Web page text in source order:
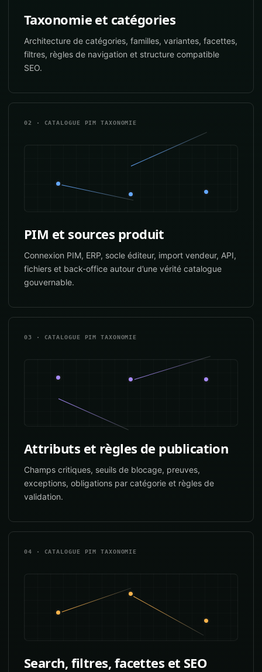
Taxonomie et catégories
Architecture de catégories, familles, variantes, facettes,
filtres, règles de navigation et structure compatible
SEO.
02 · CATALOGUE PIM TAXONOMIE
PIM et sources produit
Connexion PIM, ERP, socle éditeur, import vendeur, API,
fichiers et back-office autour d’une vérité catalogue
gouvernable.
03 · CATALOGUE PIM TAXONOMIE
Attributs et règles de publication
Champs critiques, seuils de blocage, preuves,
exceptions, obligations par catégorie et règles de
validation.
04 · CATALOGUE PIM TAXONOMIE
Search, filtres, facettes et SEO